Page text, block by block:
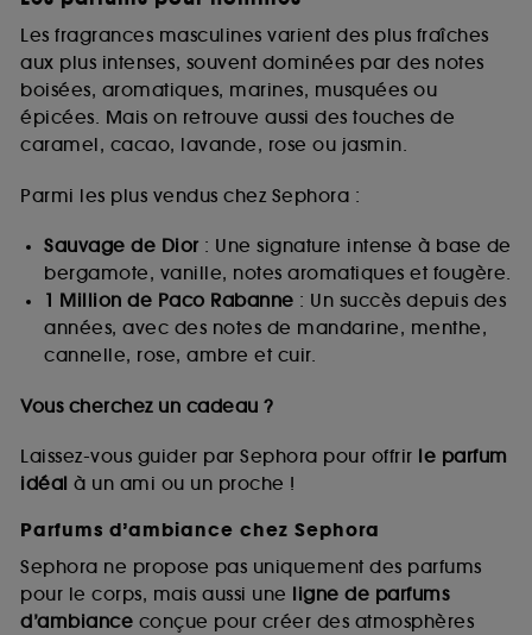
Les fragrances masculines varient des plus fraîches
aux plus intenses, souvent dominées par des notes
boisées, aromatiques, marines, musquées ou
épicées. Mais on retrouve aussi des touches de
caramel, cacao, lavande, rose ou jasmin.
Parmi les plus vendus chez Sephora :
Sauvage de Dior: Une signature intense à base de
bergamote, vanille, notes aromatiques et fougère.
1 Million de Paco Rabanne : Un succès depuis des
années, avec des notes de mandarine, menthe,
cannelle, rose, ambre et cuir.
Vous cherchez un cadeau ?
Laissez-vous guider par Sephora pour offrir le parfum
idéal à un ami ou un proche !
Parfums d’ambiance chez Sephora
Sephora ne propose pas uniquement des parfums
pour le corps, mais aussi une ligne de parfums
d’ambiance conçue pour créer des atmosphères